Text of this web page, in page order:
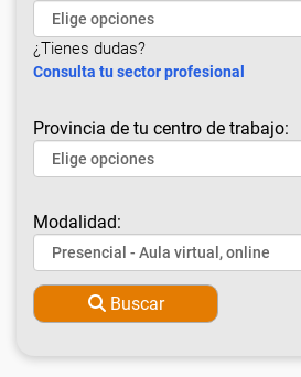
¿Tienes dudas?
Consulta tu sector profesional
Provincia de tu centro de trabajo:
Modalidad:
Buscar